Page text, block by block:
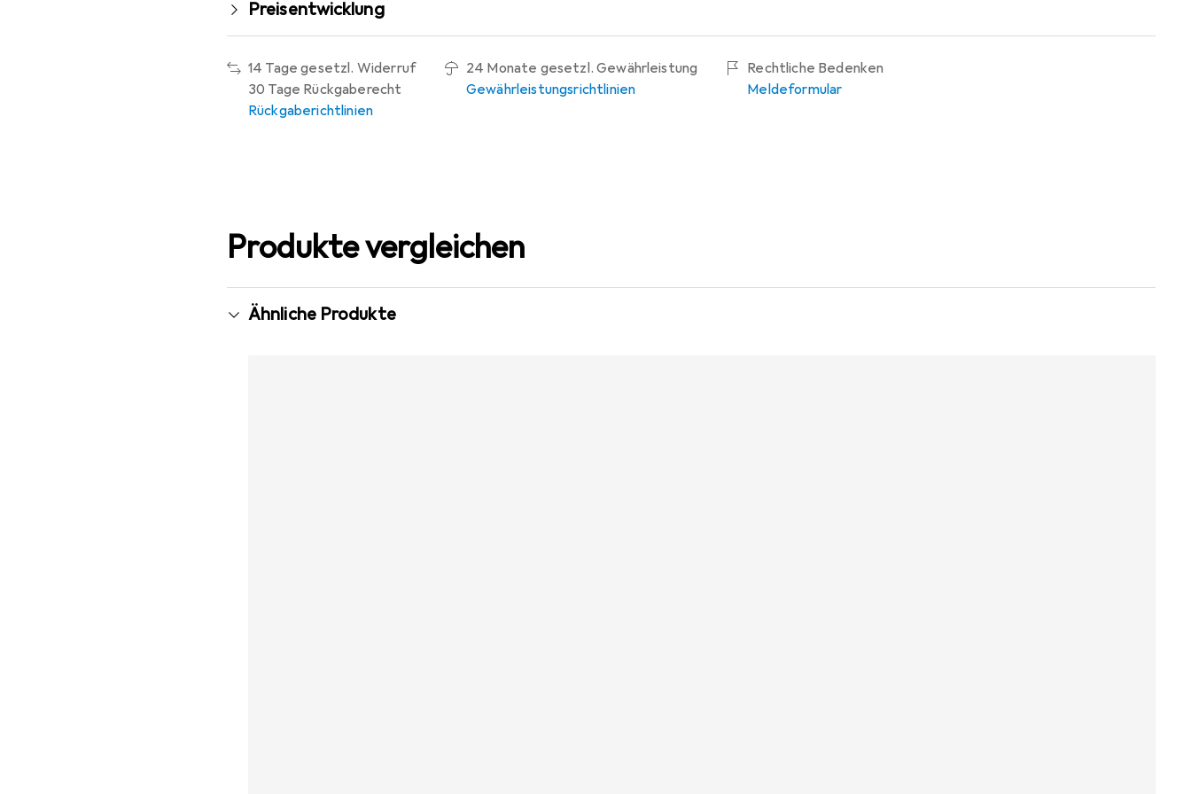
Preisentwicklung
14 Tage gesetzl. Widerruf
30 Tage Rückgaberecht
Rückgaberichtlinien
24 Monate gesetzl. Gewährleistung
Gewährleistungsrichtlinien
Rechtliche Bedenken
Meldeformular
Produkte vergleichen
Ähnliche Produkte